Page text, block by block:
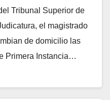
Tribunal Superior de
el magistrado
de domicilio las
Primera Instancia…